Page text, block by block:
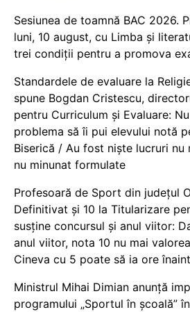
Sesiunea de toamnă BAC 2026.
luni, 10 august, cu Limba și
trei condiții pentru a promova
Standardele de evaluare la
spune Bogdan Cristescu,
pentru Curriculum și Evaluare:
problema să îi pui elevului notă
Biserică / Au fost niște lucruri nu
nu minunat formulate
Profesoară de Sport din județul
Definitivat și 10 la Titularizare
susține concursul și anul viitor:
anul viitor, nota 10 nu mai
Cineva cu 5 poate să ia ore
Ministrul Mihai Dimian anunță
programului „Sportul în școală”